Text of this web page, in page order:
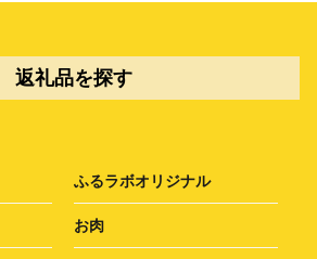
返礼品を探す
ふるラボオリジナル
お肉